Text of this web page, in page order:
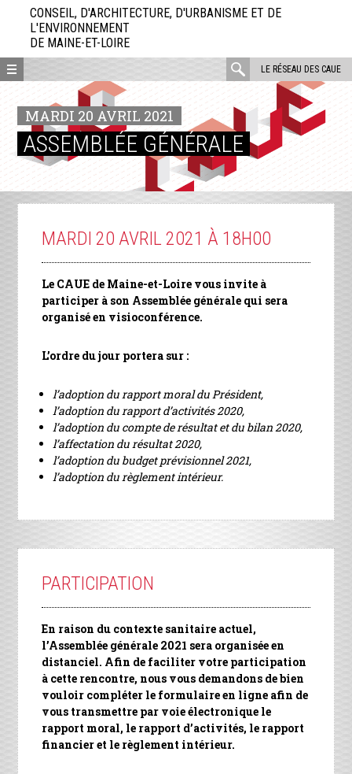
directement
contenu
CONSEIL, D'ARCHITECTURE, D'URBANISME ET DE
L'ENVIRONNEMENT
DE MAINE-ET-LOIRE
LE RÉSEAU DES CAUE
rechercher
:
MARDI 20 AVRIL 2021
ASSEMBLÉE GÉNÉRALE
MARDI 20 AVRIL 2021 À 18H00
Le CAUE de Maine-et-Loire vous invite à
participer à son Assemblée générale qui sera
organisé en visioconférence.
L’ordre du jour portera sur :
l’adoption du rapport moral du Président,
l’adoption du rapport d’activités 2020,
l’adoption du compte de résultat et du bilan 2020,
l’affectation du résultat 2020,
l’adoption du budget prévisionnel 2021,
l’adoption du règlement intérieur.
PARTICIPATION
En raison du contexte sanitaire actuel,
l’Assemblée générale 2021 sera organisée en
distanciel. Afin de faciliter votre participation
à cette rencontre, nous vous demandons de bien
vouloir compléter le formulaire en ligne afin de
vous transmettre par voie électronique le
rapport moral, le rapport d’activités, le rapport
financier et le règlement intérieur.